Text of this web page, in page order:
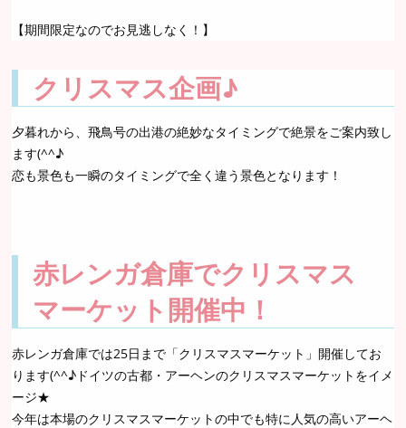
【期間限定なのでお見逃しなく！】
クリスマス企画♪
夕暮れから、飛鳥号の出港の絶妙なタイミングで絶景をご案内致し
ます(^^♪
恋も景色も一瞬のタイミングで全く違う景色となります！
赤レンガ倉庫でクリスマス
マーケット開催中！
赤レンガ倉庫では25日まで「クリスマスマーケット」開催してお
ります(^^♪ドイツの古都・アーヘンのクリスマスマーケットをイメ
ージ★
今年は本場のクリスマスマーケットの中でも特に人気の高いアーヘ